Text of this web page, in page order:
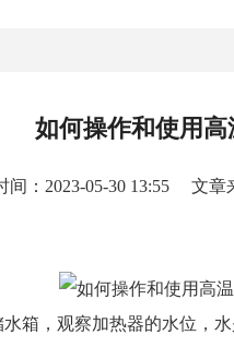
如何操作和使用高
间：2023-05-30 13:55 文章
，观察加热器的水位，水